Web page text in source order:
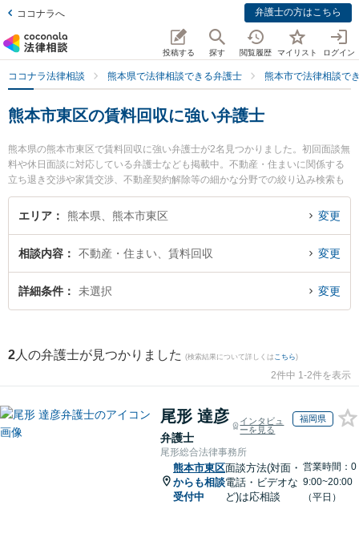
ココナラへ 弁護士の方はこちら
投稿する 探す 閲覧履歴 マイリスト ログイン
ココナラ法律相談 熊本県で法律相談できる弁護士 熊本市で法律相談で
熊本市東区の賃料回収に強い弁護士
熊本県の熊本市東区で賃料回収に強い弁護士が2名見つかりました。初回面談無
料や休日面談に対応している弁護士なども掲載中。不動産・住まいに関係する
立ち退き交渉や家賃交渉、不動産契約解除等の細かな分野での絞り込み検索も
でき便利です。特に月出・長嶺法律事務所の立山 晴大弁護士や月出・長嶺法律
事務所の辻上 友男弁護士のプロフィール情報や弁護士費用、強みなどが注目さ
士を検索したい』『初回相談無料で賃料回収を法律相談できる熊本市東区内の
弁護士に相談予約したい』などでお困りの相談者さんにおすすめです。
エリア 熊本県、熊本市東区 変更
相談内容 不動産・住まい、賃料回収 変更
詳細条件 未選択 変更
2 人の弁護士が見つかりました (検索結果について詳しくは こちら)
2件中 1-2件を表示
尾形 達彦
弁護士
インタビュ
ーを見る
福岡県
尾形総合法律事務所
熊本市東区
からも相談
受付中
面談方法(対面・
電話・ビデオな
ど)は応相談
営業時間：0
9:00~20:00
（平日）